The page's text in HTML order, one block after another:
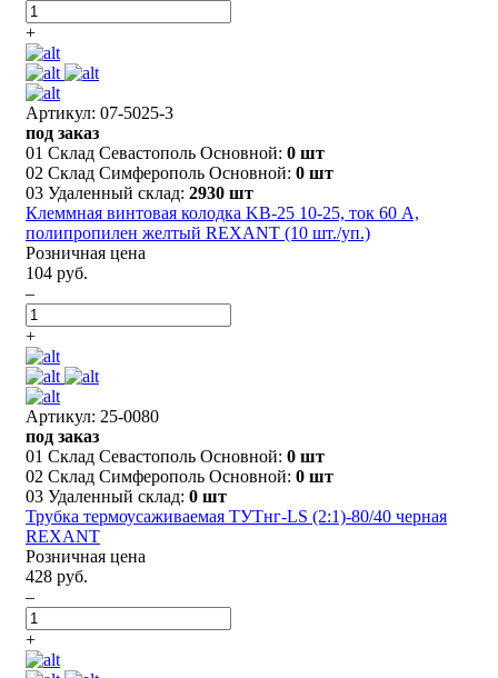
+
Артикул: 07-5025-3
под заказ
01 Склад Севастополь Основной: 0 шт
02 Склад Симферополь Основной: 0 шт
03 Удаленный склад: 2930 шт
Клеммная винтовая колодка KВ-25 10-25, ток 60 A,
полипропилен желтый REXANT (10 шт./уп.)
Розничная цена
104 руб.
–
+
Артикул: 25-0080
под заказ
01 Склад Севастополь Основной: 0 шт
02 Склад Симферополь Основной: 0 шт
03 Удаленный склад: 0 шт
Трубка термоусаживаемая ТУТнг-LS (2:1)-80/40 черная
REXANT
Розничная цена
428 руб.
–
+